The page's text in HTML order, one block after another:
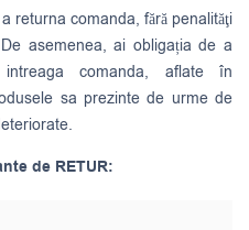
returna comanda, fără penalităţi
asemenea, ai obligația de a
comanda, aflate în
sa prezinte de urme de
de RETUR: